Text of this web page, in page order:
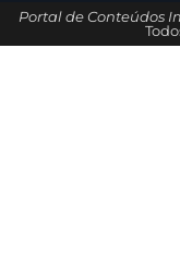
Portal de Conteúdos